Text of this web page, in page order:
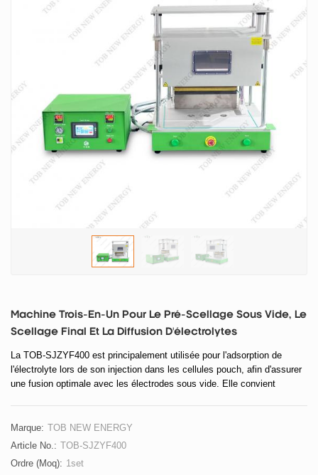
Machine Trois-En-Un Pour Le Pré-Scellage Sous Vide, Le
Scellage Final Et La Diffusion D'électrolytes
La TOB-SJZYF400 est principalement utilisée pour l'adsorption de
l'électrolyte lors de son injection dans les cellules pouch, afin d'assurer
une fusion optimale avec les électrodes sous vide. Elle convient
Cette machine réalise automatiquement le thermoscellage sous vide du
boîtier de la cellule pouch grâce à un contrôle précis du caisson
Marque: TOB NEW ENERGY
Article No.: TOB-SJZYF400
Ordre (moq): 1set